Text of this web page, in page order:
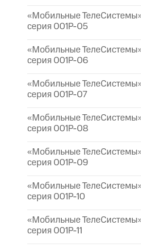
«Мобильные
серия 001P-05
«Мобильные
серия 001P-06
«Мобильные
серия 001P-07
«Мобильные
серия 001P-08
«Мобильные
серия 001P-09
«Мобильные
серия 001P-10
«Мобильные
серия 001P-11